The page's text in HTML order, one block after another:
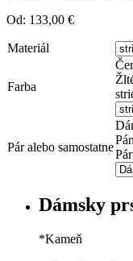
Od: 133,00 €
Materiál
Farba
Pár alebo samostatne
Pár
Dámsky
*Kameň